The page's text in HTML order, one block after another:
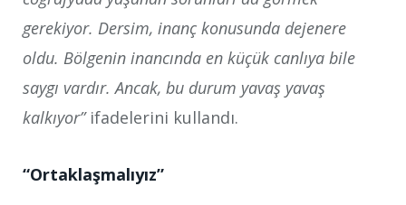
gerekiyor. Dersim, inanç konusunda dejenere
oldu. Bölgenin inancında en küçük canlıya bile
saygı vardır. Ancak, bu durum yavaş yavaş
kalkıyor”ifadelerini kullandı.
“Ortaklaşmalıyız”